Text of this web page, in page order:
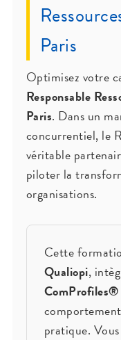
Paris
Optimisez votre
Responsable
Paris. Dans un
concurrentiel, le
véritable
piloter la
organisations.
Cette
Qualiopi,
ComProfiles®
pratique.